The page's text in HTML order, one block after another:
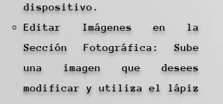
dispositivo.
Editar Imágenes en la
Sección Fotográfica: Sube
una imagen que desees
modificar y utiliza el lápiz